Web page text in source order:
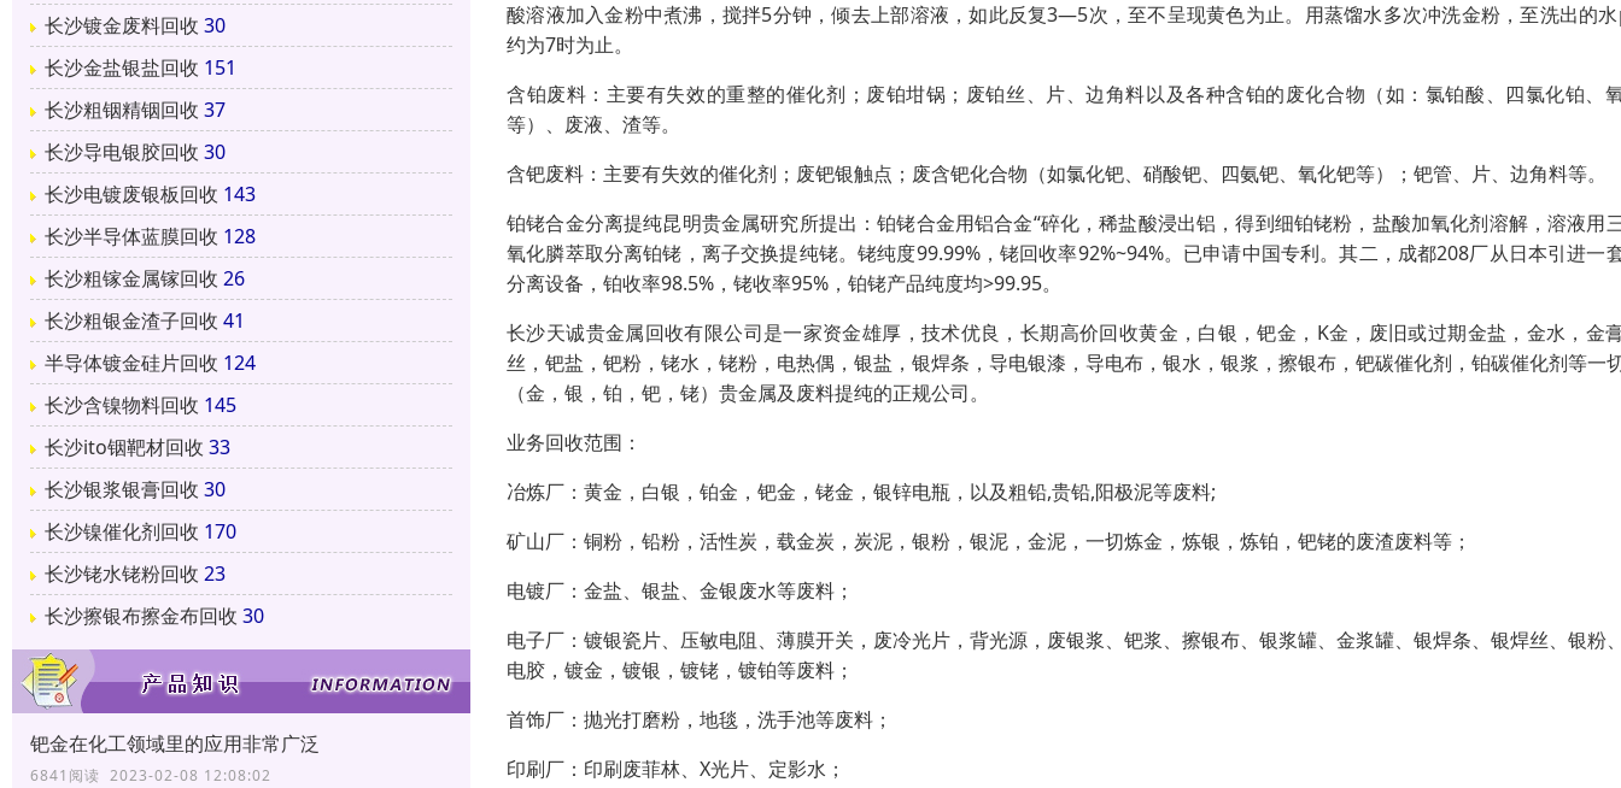
长沙镀金废料回收 30
长沙金盐银盐回收 151
长沙粗铟精铟回收 37
长沙导电银胶回收 30
长沙电镀废银板回收 143
长沙半导体蓝膜回收 128
长沙粗镓金属镓回收 26
长沙粗银金渣子回收 41
半导体镀金硅片回收 124
长沙含镍物料回收 145
长沙ito铟靶材回收 33
长沙银浆银膏回收 30
长沙镍催化剂回收 170
长沙铑水铑粉回收 23
长沙擦银布擦金布回收 30
钯金在化工领域里的应用非常广泛
6841阅读 2023-02-08 12:08:02
酸溶液加入金粉中煮沸，搅拌5分钟，倾去上部溶液，如此反复3—5次，至不呈现黄色为止。用蒸馏水多次冲洗金粉，至洗出的
约为7时为止。
含铂废料：主要有失效的重整的催化剂；废铂坩锅；废铂丝、片、边角料以及各种含铂的废化合物（如：氯铂酸、四氯化铂、
等）、废液、渣等。
含钯废料：主要有失效的催化剂；废钯银触点；废含钯化合物（如氯化钯、硝酸钯、四氨钯、氧化钯等）；钯管、片、边角料等。
铂铑合金分离提纯昆明贵金属研究所提出：铂铑合金用铝合金“碎化，稀盐酸浸出铝，得到细铂铑粉，盐酸加氧化剂溶解，溶液用
氧化膦萃取分离铂铑，离子交换提纯铑。铑纯度99.99%，铑回收率92%~94%。已申请中国专利。其二，成都208厂从日本引进一
分离设备，铂收率98.5%，铑收率95%，铂铑产品纯度均>99.95。
长沙天诚贵金属回收有限公司是一家资金雄厚，技术优良，长期高价回收黄金，白银，钯金，K金，废旧或过期金盐，金水，金
丝，钯盐，钯粉，铑水，铑粉，电热偶，银盐，银焊条，导电银漆，导电布，银水，银浆，擦银布，钯碳催化剂，铂碳催化剂等一
（金，银，铂，钯，铑）贵金属及废料提纯的正规公司。
业务回收范围：
冶炼厂：黄金，白银，铂金，钯金，铑金，银锌电瓶，以及粗铅,贵铅,阳极泥等废料;
矿山厂：铜粉，铅粉，活性炭，载金炭，炭泥，银粉，银泥，金泥，一切炼金，炼银，炼铂，钯铑的废渣废料等；
电镀厂：金盐、银盐、金银废水等废料；
电子厂：镀银瓷片、压敏电阻、薄膜开关，废冷光片，背光源，废银浆、钯浆、擦银布、银浆罐、金浆罐、银焊条、银焊丝、银粉
电胶，镀金，镀银，镀铑，镀铂等废料；
首饰厂：抛光打磨粉，地毯，洗手池等废料；
印刷厂：印刷废菲林、X光片、定影水；